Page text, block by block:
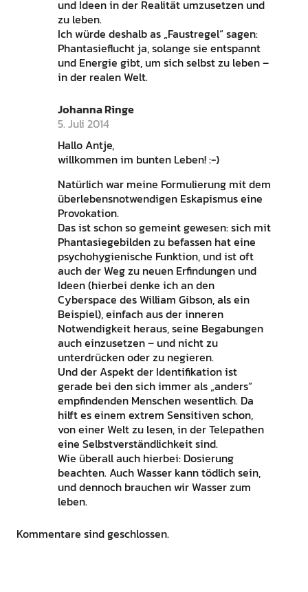
und Ideen in der Realität umzusetzen und
zu leben.
Ich würde deshalb as „Faustregel“ sagen:
Phantasieflucht ja, solange sie entspannt
und Energie gibt, um sich selbst zu leben –
in der realen Welt.
Johanna Ringe
5. Juli 2014
Hallo Antje,
willkommen im bunten Leben! :-)
Natürlich war meine Formulierung mit dem
überlebensnotwendigen Eskapismus eine
Provokation.
Das ist schon so gemeint gewesen: sich mit
Phantasiegebilden zu befassen hat eine
psychohygienische Funktion, und ist oft
auch der Weg zu neuen Erfindungen und
Ideen (hierbei denke ich an den
Cyberspace des William Gibson, als ein
Beispiel), einfach aus der inneren
Notwendigkeit heraus, seine Begabungen
auch einzusetzen – und nicht zu
unterdrücken oder zu negieren.
Und der Aspekt der Identifikation ist
gerade bei den sich immer als „anders“
empfindenden Menschen wesentlich. Da
hilft es einem extrem Sensitiven schon,
von einer Welt zu lesen, in der Telepathen
eine Selbstverständlichkeit sind.
Wie überall auch hierbei: Dosierung
beachten. Auch Wasser kann tödlich sein,
und dennoch brauchen wir Wasser zum
leben.
Kommentare sind geschlossen.